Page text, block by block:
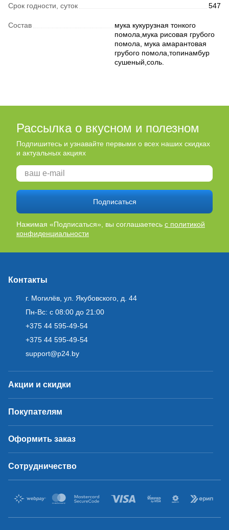
Срок годности, суток 547
Состав
мука кукурузная тонкого
помола,мука рисовая грубого
помола, мука амарантовая
грубого помола,топинамбур
сушеный,соль.
Рассылка о вкусном и полезном
Подпишитесь и узнавайте первыми о всех наших скидках
и актуальных акциях
Подписаться
Нажимая «Подписаться», вы соглашаетесь с политикой
конфиденциальности
Контакты
г. Могилёв, ул. Якубовского, д. 44
Пн-Вс: с 08:00 до 21:00
+375 44 595-49-54
+375 44 595-49-54
support@p24.by
Акции и скидки
Покупателям
Оформить заказ
Сотрудничество